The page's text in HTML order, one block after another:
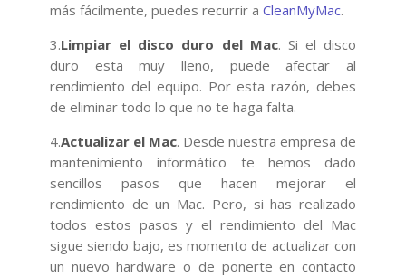
más fácilmente, puedes recurrir a CleanMyMac.
3.Limpiar el disco duro del Mac. Si el disco
duro esta muy lleno, puede afectar al
rendimiento del equipo. Por esta razón, debes
de eliminar todo lo que no te haga falta.
4.Actualizar el Mac. Desde nuestra empresa de
mantenimiento informático te hemos dado
sencillos pasos que hacen mejorar el
rendimiento de un Mac. Pero, si has realizado
todos estos pasos y el rendimiento del Mac
sigue siendo bajo, es momento de actualizar con
un nuevo hardware o de ponerte en contacto